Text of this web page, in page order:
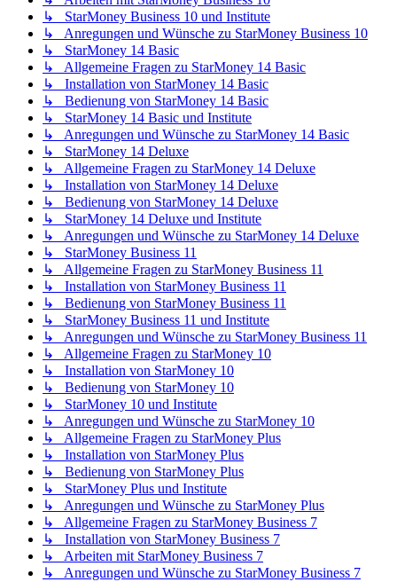
↳ StarMoney Business 10 und Institute
↳ Anregungen und Wünsche zu StarMoney Business 10
↳ StarMoney 14 Basic
↳ Allgemeine Fragen zu StarMoney 14 Basic
↳ Installation von StarMoney 14 Basic
↳ Bedienung von StarMoney 14 Basic
↳ StarMoney 14 Basic und Institute
↳ Anregungen und Wünsche zu StarMoney 14 Basic
↳ StarMoney 14 Deluxe
↳ Allgemeine Fragen zu StarMoney 14 Deluxe
↳ Installation von StarMoney 14 Deluxe
↳ Bedienung von StarMoney 14 Deluxe
↳ StarMoney 14 Deluxe und Institute
↳ Anregungen und Wünsche zu StarMoney 14 Deluxe
↳ StarMoney Business 11
↳ Allgemeine Fragen zu StarMoney Business 11
↳ Installation von StarMoney Business 11
↳ Bedienung von StarMoney Business 11
↳ StarMoney Business 11 und Institute
↳ Anregungen und Wünsche zu StarMoney Business 11
↳ Allgemeine Fragen zu StarMoney 10
↳ Installation von StarMoney 10
↳ Bedienung von StarMoney 10
↳ StarMoney 10 und Institute
↳ Anregungen und Wünsche zu StarMoney 10
↳ Allgemeine Fragen zu StarMoney Plus
↳ Installation von StarMoney Plus
↳ Bedienung von StarMoney Plus
↳ StarMoney Plus und Institute
↳ Anregungen und Wünsche zu StarMoney Plus
↳ Allgemeine Fragen zu StarMoney Business 7
↳ Installation von StarMoney Business 7
↳ Arbeiten mit StarMoney Business 7
↳ Anregungen und Wünsche zu StarMoney Business 7